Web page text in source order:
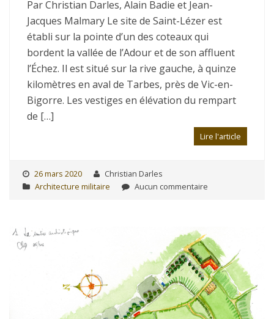
Par Christian Darles, Alain Badie et Jean-
Jacques Malmary Le site de Saint-Lézer est
établi sur la pointe d’un des coteaux qui
bordent la vallée de l’Adour et de son affluent
l’Échez. Il est situé sur la rive gauche, à quinze
kilomètres en aval de Tarbes, près de Vic-en-
Bigorre. Les vestiges en élévation du rempart
de […]
Lire l'article
26 mars 2020
Christian Darles
Architecture militaire
Aucun commentaire